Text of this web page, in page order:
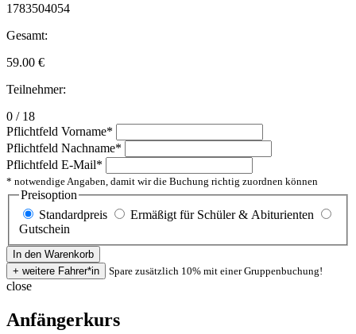
1783504054
Gesamt:
59.00 €
Teilnehmer:
0 / 18
Pflichtfeld Vorname*
Pflichtfeld Nachname*
Pflichtfeld E-Mail*
* notwendige Angaben, damit wir die Buchung richtig zuordnen können
Preisoption
Standardpreis
Ermäßigt für Schüler & Abiturienten
Gutschein
Spare zusätzlich 10% mit einer Gruppenbuchung!
close
Anfängerkurs